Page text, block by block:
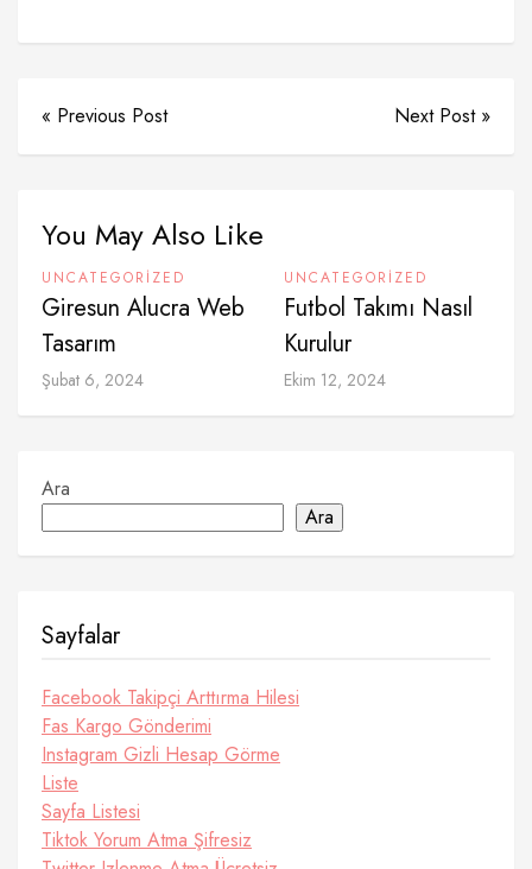
« Previous Post Next Post »
You May Also Like
UNCATEGORIZED
Giresun Alucra Web
Tasarım
Şubat 6, 2024
UNCATEGORIZED
Futbol Takımı Nasıl
Kurulur
Ekim 12, 2024
Ara
Ara
Sayfalar
Facebook Takipçi Arttırma Hilesi
Fas Kargo Gönderimi
Instagram Gizli Hesap Görme
Liste
Sayfa Listesi
Tiktok Yorum Atma Şifresiz